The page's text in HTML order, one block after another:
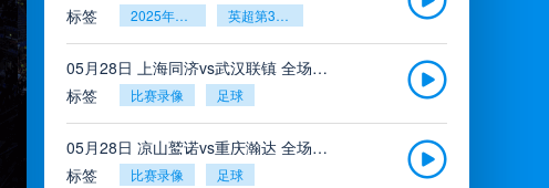
标签
2025年5月26日 英超第38轮
05月28日 上海同济vs武汉联镇 全场录像
标签
比赛录像 足球
05月28日 凉山鹫诺vs重庆瀚达 全场录像
标签
比赛录像 足球